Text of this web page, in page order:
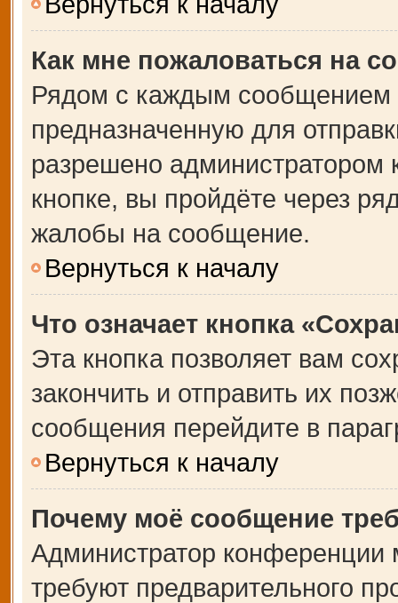
Как мне пожаловаться на
Рядом с каждым сообщением
предназначенную для
разрешено
кнопке, вы пройдёте через
жалобы на сообщение.
Вернуться к началу
Что означает кнопка
Эта кнопка позволяет вам
закончить и отправить их
сообщения перейдите в
Вернуться к началу
Почему моё сообщение
Администратор
требуют предварительного